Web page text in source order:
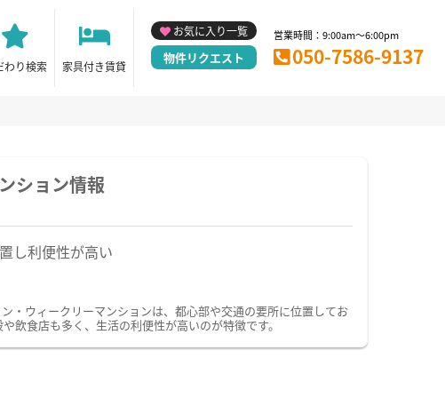
わり検索 家具付き賃貸
お気に入り一覧
物件リクエスト
営業時間：9:00am～6:00pm
050-7586-9137
ション情報
し利便性が高い
・ウィークリーマンションは、都心部や交通の要所に位置してお
飲食店も多く、生活の利便性が高いのが特徴です。